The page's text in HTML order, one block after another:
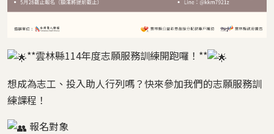
**雲林縣114年度志願服務訓練開跑囉！**
想成為志工、投入助人行列嗎？快來參加我們的志願服務訓
練課程！
報名對象